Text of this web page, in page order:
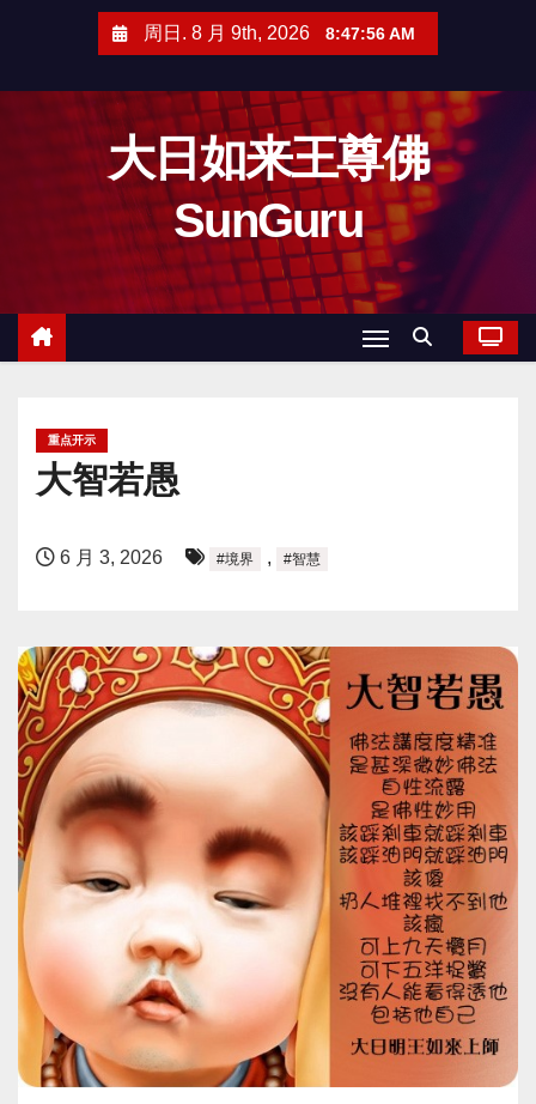
周日. 8 月 9th, 2026 8:47:58 AM
大日如来王尊佛
SunGuru
重点开示
大智若愚
6 月 3, 2026 #境界 , #智慧